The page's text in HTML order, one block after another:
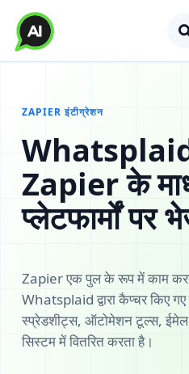
ZAPIER इंटीग्रेशन
Zapier के
प्लेटफार्मों पर
Zapier एक पुल के रूप में काम
Whatsplaid द्वारा कैप्चर किए
स्प्रेडशीट्स, ऑटोमेशन टूल्स, ईमेल
सिस्टम में वितरित करता है।